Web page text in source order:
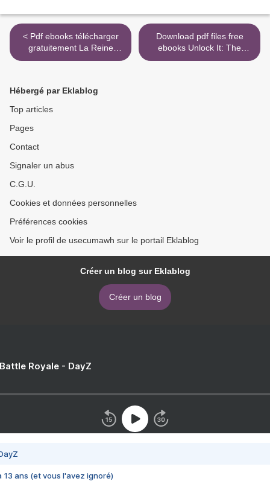
< Pdf ebooks télécharger
gratuitement La Reine
Faucon Tome 2
Gemmell
Download pdf files free
ebooks Unlock It: The
Master Key to Wealth,
Hébergé par Eklablog
Top articles
Pages
Contact
Signaler un abus
C.G.U.
Cookies et données personnelles
Préférences cookies
Voir le profil de usecumawh sur le portail Eklablog
Créer un blog sur Eklablog
Créer un blog
Royale - DayZ
13 ans (et vous l'avez ignoré)